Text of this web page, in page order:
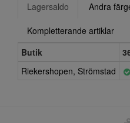
Lagersaldo Andra
Kompletterande artiklar
Butik
Riekershopen, Strömstad